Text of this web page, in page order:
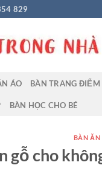
829
ÁO BÀN TRANG ĐIỂM
BÀN HỌC CHO BÉ
BÀN ĂN
gỗ cho